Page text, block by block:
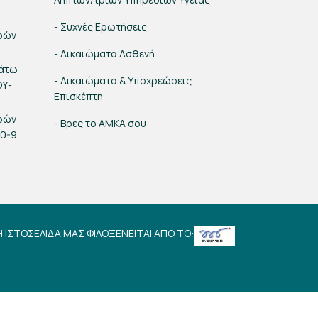
9
- Συχνές Ερωτήσεις
- Δικαιώματα Ασθενή
- Δικαιώματα & Υποχρεώσεις
Επισκέπτη
- Βρες το ΑΜΚΑ σου
ΙΣΤΟΣΕΛΙΔΑ ΜΑΣ ΦΙΛΟΞΕΝΕΙΤΑΙ ΑΠΟ ΤΟ: